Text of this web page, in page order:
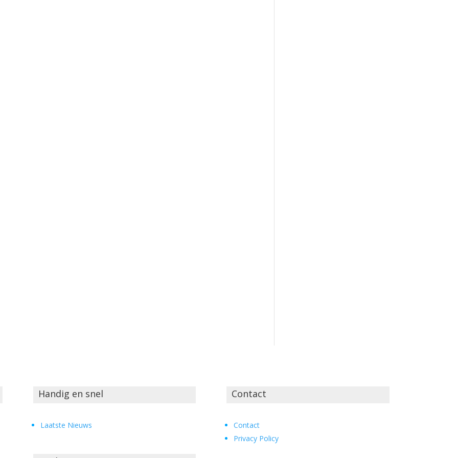
Handig en snel
Laatste Nieuws
Contact
Contact
Privacy Policy